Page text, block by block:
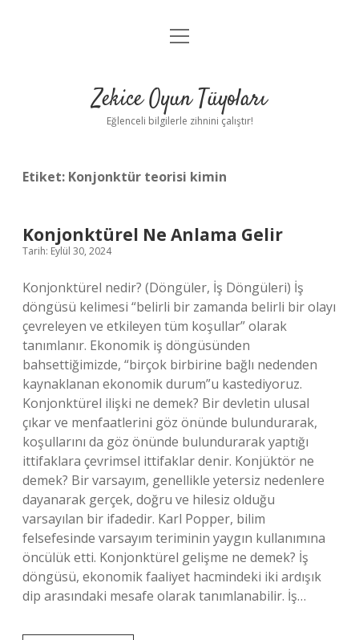
Anasayfa
Yasal Uyarı
menüyü
Zekice Oyun Tüyoları
Eğlenceli bilgilerle zihnini çalıştır!
Etiket: Konjonktür teorisi kimin
Konjonktürel Ne Anlama Gelir
Tarih: Eylül 30, 2024
Konjonktürel nedir? (Döngüler, İş Döngüleri) İş
döngüsü kelimesi “belirli bir zamanda belirli bir olayı
çevreleyen ve etkileyen tüm koşullar” olarak
tanımlanır. Ekonomik iş döngüsünden
bahsettiğimizde, “birçok birbirine bağlı nedenden
kaynaklanan ekonomik durum”u kastediyoruz.
Konjonktürel ilişki ne demek? Bir devletin ulusal
çıkar ve menfaatlerini göz önünde bulundurarak,
koşullarını da göz önünde bulundurarak yaptığı
ittifaklara çevrimsel ittifaklar denir. Konjüktör ne
demek? Bir varsayım, genellikle yetersiz nedenlere
dayanarak gerçek, doğru ve hilesiz olduğu
varsayılan bir ifadedir. Karl Popper, bilim
felsefesinde varsayım teriminin yaygın kullanımına
öncülük etti. Konjonktürel gelişme ne demek? İş
döngüsü, ekonomik faaliyet hacmindeki iki ardışık
dip arasındaki mesafe olarak tanımlanabilir. İş…